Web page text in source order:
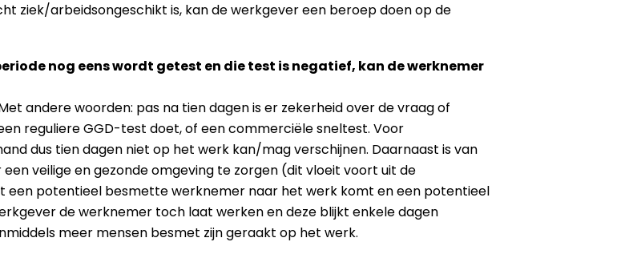
ziek/arbeidsongeschikt is, kan de werkgever een beroep doen op de
nog eens wordt getest en die test is negatief, kan de werknemer
andere woorden: pas na tien dagen is er zekerheid over de vraag of
reguliere GGD-test doet, of een commerciële sneltest. Voor
dus tien dagen niet op het werk kan/mag verschijnen. Daarnaast is van
veilige en gezonde omgeving te zorgen (dit vloeit voort uit de
een potentieel besmette werknemer naar het werk komt en een potentieel
de werknemer toch laat werken en deze blijkt enkele dagen
meer mensen besmet zijn geraakt op het werk.